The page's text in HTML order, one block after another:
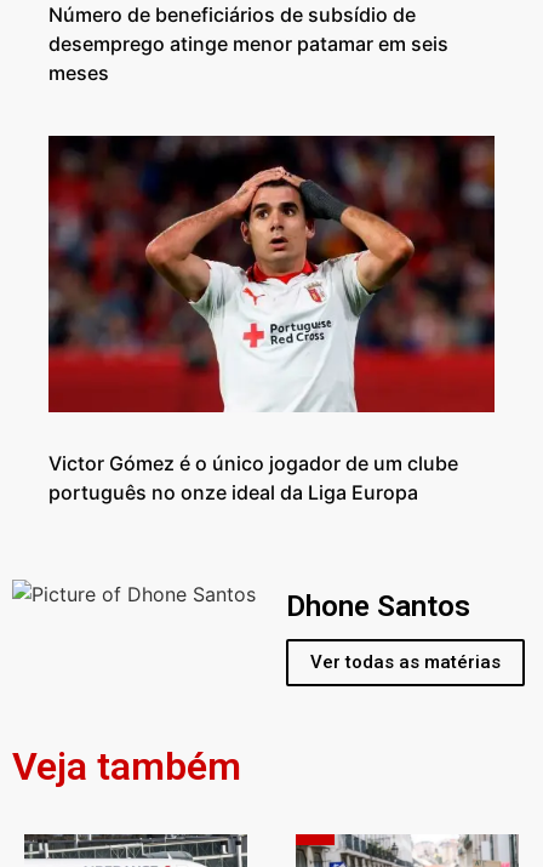
Número de beneficiários de subsídio de
desemprego atinge menor patamar em seis
meses
Victor Gómez é o único jogador de um clube
português no onze ideal da Liga Europa
Dhone Santos
Ver todas as matérias
Veja também